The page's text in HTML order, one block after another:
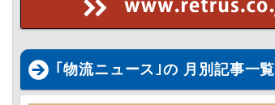
｢物流ニュース｣の 月別記事一覧